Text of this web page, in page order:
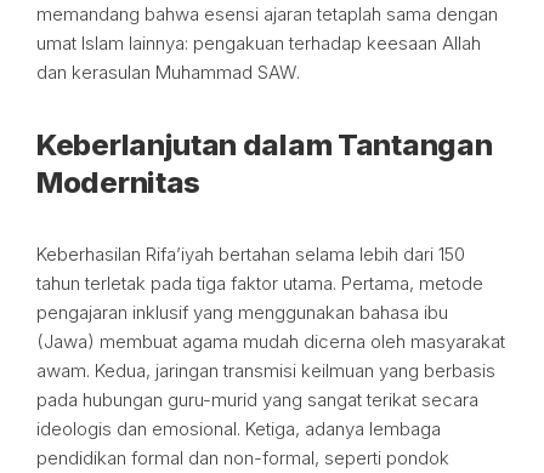
memandang bahwa esensi ajaran tetaplah sama dengan
umat Islam lainnya: pengakuan terhadap keesaan Allah
dan kerasulan Muhammad SAW.
Keberlanjutan dalam Tantangan
Modernitas
Keberhasilan Rifa’iyah bertahan selama lebih dari 150
tahun terletak pada tiga faktor utama. Pertama, metode
pengajaran inklusif yang menggunakan bahasa ibu
(Jawa) membuat agama mudah dicerna oleh masyarakat
awam. Kedua, jaringan transmisi keilmuan yang berbasis
pada hubungan guru-murid yang sangat terikat secara
ideologis dan emosional. Ketiga, adanya lembaga
pendidikan formal dan non-formal, seperti pondok